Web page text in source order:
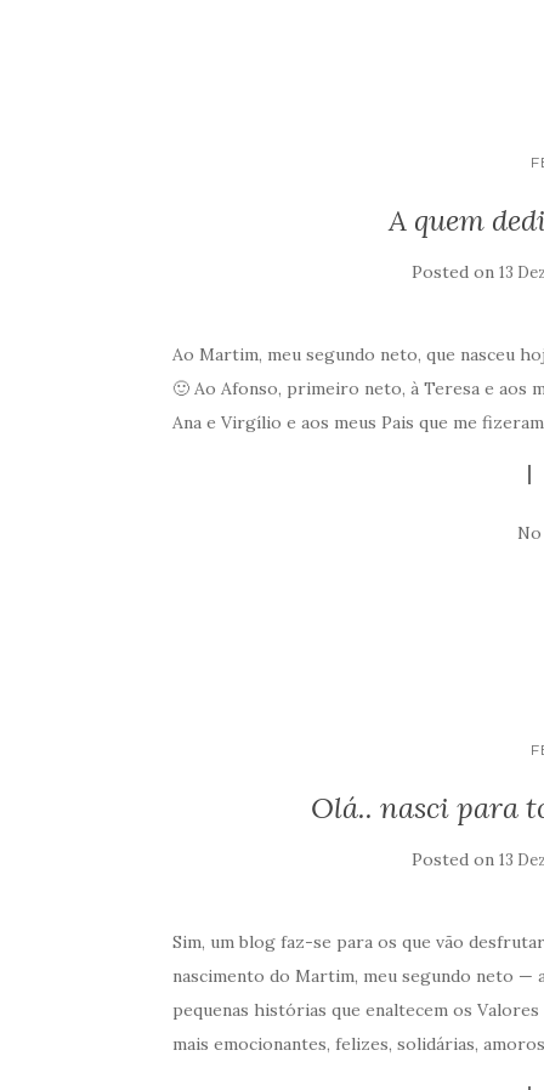
A quem
Posted on13
Ao Martim, meu segundo neto, que nasceu
🙂 Ao Afonso, primeiro neto, à Teresa e aos
Ana e Virgílio e aos meus Pais que me
Olá.. nasci para
Posted on13
Sim, um blog faz-se para os que vão
nascimento do Martim, meu segundo neto —
pequenas histórias que enaltecem os
mais emocionantes, felizes, solidárias,